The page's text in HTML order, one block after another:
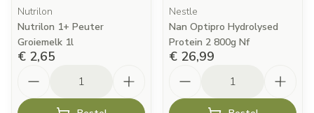
Nutrilon
Nutrilon 1+ Peuter
Groiemelk 1l
€ 2,65
Nestle
Nan Optipro Hydrolysed
Protein 2 800g Nf
€ 26,99